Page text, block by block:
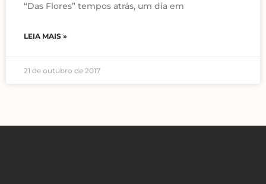
“Das Flores” tempos atrás, um dia em
LEIA MAIS »
21 de outubro de 2017